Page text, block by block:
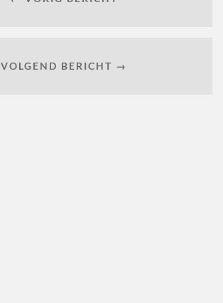
VOLGEND BERICHT →